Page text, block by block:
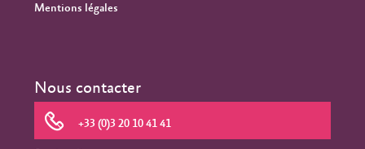
Mentions légales
Nous contacter
+33 (0)3 20 10 41 41